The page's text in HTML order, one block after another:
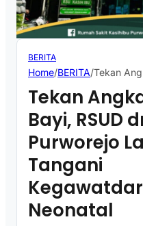
BERITA
Home/BERITA/Tekan
Tekan
Bayi, RSUD
Purworejo
Tangani
Neonatal